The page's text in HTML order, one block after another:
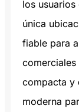
los
única
fiable para
comerciales
compacta y
moderna